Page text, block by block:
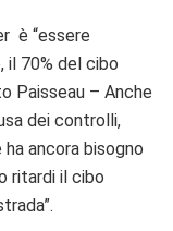
è “essere
il 70% del cibo
Paisseau – Anche
dei controlli,
ancora bisogno
ritardi il cibo